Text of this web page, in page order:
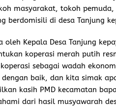
masyarakat, tokoh pemuda,
berdomisili di desa Tanjung
oleh Kepala Desa Tanjung
koperasi merah putih
sebagai wadah
baik, dan kita simak
kasih PMD kecamatan
dari hasil musyawarah